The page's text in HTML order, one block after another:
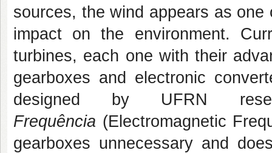
sources, the wind appears as
impact on the environment.
turbines, each one with their
gearboxes and electronic
designed by UFRN
Frequência (Electromagnetic
gearboxes unnecessary and